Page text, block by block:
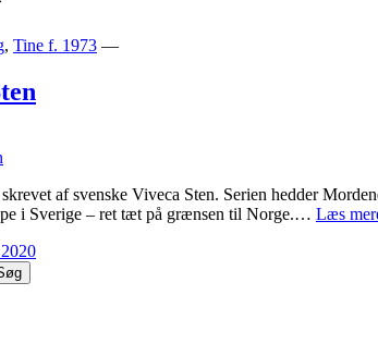
, Tine f. 1973 —
af svenske Viveca Sten. Serien hedder
i Sverige – ret tæt på grænsen til Norge.… Læs